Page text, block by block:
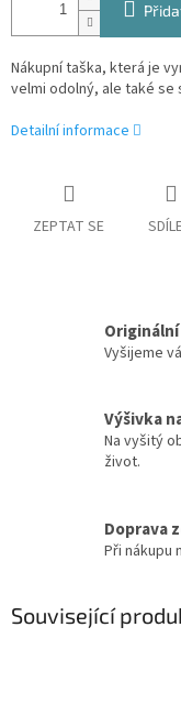
Nákupní taška, která je
velmi odolný, ale také se
Detailní informace
ZEPTAT SE
Vyšijeme
Výšivka
Na vyšitý
život.
Doprava
Při nákupu
Související